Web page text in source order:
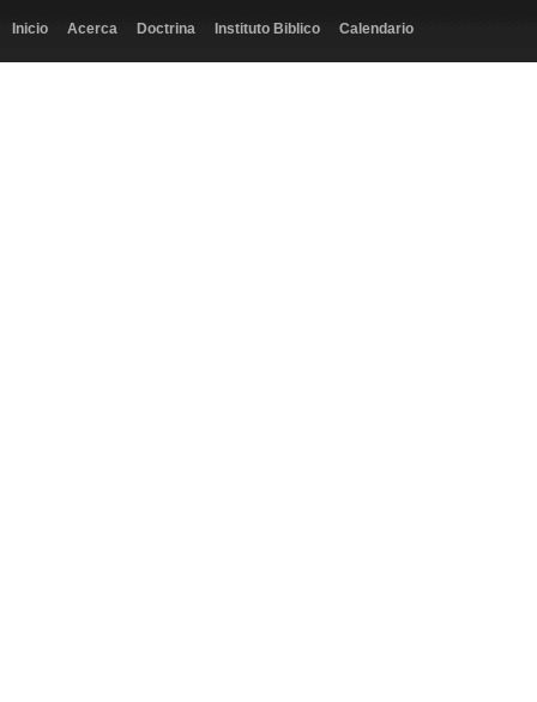
Inicio Acerca Doctrina Instituto Biblico Calendario